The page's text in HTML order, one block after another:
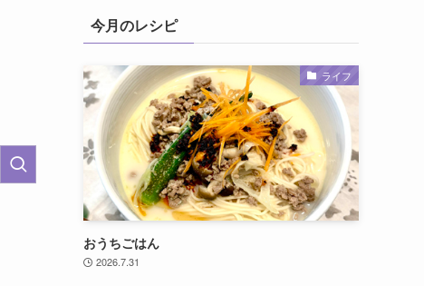
今月のレシピ
ライフ
おうちごはん
2026.7.31